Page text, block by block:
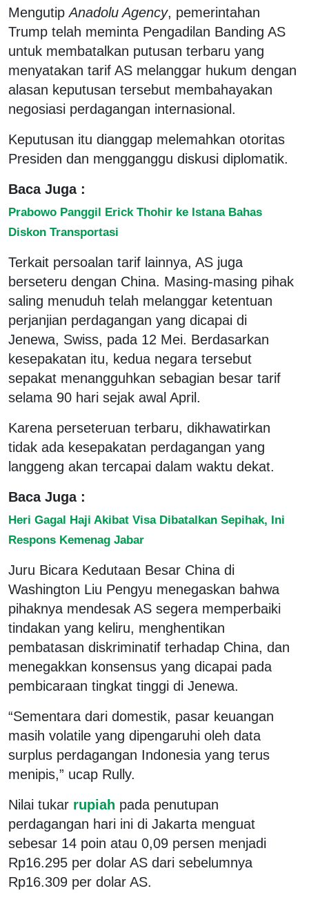
MengutipAnadolu Agency, pemerintahan
Trump telah meminta Pengadilan Banding AS
untuk membatalkan putusan terbaru yang
menyatakan tarif AS melanggar hukum dengan
alasan keputusan tersebut membahayakan
negosiasi perdagangan internasional.
Keputusan itu dianggap melemahkan otoritas
Presiden dan mengganggu diskusi diplomatik.
Baca Juga :
Prabowo Panggil Erick Thohir ke Istana Bahas
Diskon Transportasi
Terkait persoalan tarif lainnya, AS juga
berseteru dengan China. Masing-masing pihak
saling menuduh telah melanggar ketentuan
perjanjian perdagangan yang dicapai di
Jenewa, Swiss, pada 12 Mei. Berdasarkan
kesepakatan itu, kedua negara tersebut
sepakat menangguhkan sebagian besar tarif
selama 90 hari sejak awal April.
Karena perseteruan terbaru, dikhawatirkan
tidak ada kesepakatan perdagangan yang
langgeng akan tercapai dalam waktu dekat.
Baca Juga :
Heri Gagal Haji Akibat Visa Dibatalkan Sepihak, Ini
Respons Kemenag Jabar
Juru Bicara Kedutaan Besar China di
Washington Liu Pengyu menegaskan bahwa
pihaknya mendesak AS segera memperbaiki
tindakan yang keliru, menghentikan
pembatasan diskriminatif terhadap China, dan
menegakkan konsensus yang dicapai pada
pembicaraan tingkat tinggi di Jenewa.
“Sementara dari domestik, pasar keuangan
masih volatile yang dipengaruhi oleh data
surplus perdagangan Indonesia yang terus
menipis,” ucap Rully.
Nilai tukar rupiah pada penutupan
perdagangan hari ini di Jakarta menguat
sebesar 14 poin atau 0,09 persen menjadi
Rp16.295 per dolar AS dari sebelumnya
Rp16.309 per dolar AS.